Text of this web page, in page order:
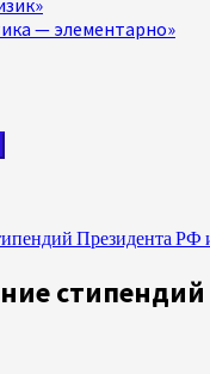
— элементарно»
Президента